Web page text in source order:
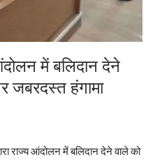
में बलिदान देने
जबरदस्त हंगामा
राज्य आंदोलन में बलिदान देने वाले को